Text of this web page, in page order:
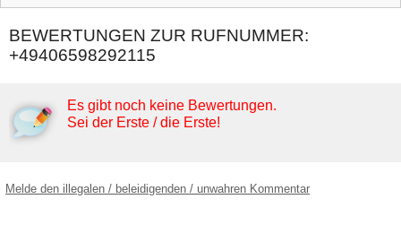
BEWERTUNGEN ZUR RUFNUMMER:
+49406598292115
Es gibt noch keine Bewertungen.
Sei der Erste / die Erste!
Melde den illegalen / beleidigenden / unwahren Kommentar